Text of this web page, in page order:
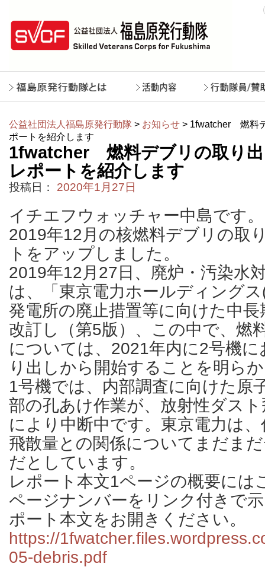
公益社団法人福島原発行動隊 > お知らせ > 1fwatcher 燃料
ポートを紹介します
1fwatcher 燃料デブリの取り
レポートを紹介します
投稿日： 2020年1月27日
イチエフウォッチャー中島です。
2019年12月の核燃料デブリの取
トをアップしました。
2019年12月27日、廃炉・汚染水
は、「東京電力ホールディング
発電所の廃止措置等に向けた中
改訂し（第5版）、この中で、燃
については、2021年内に2号機
り出しから開始することを明ら
1号機では、内部調査に向けた原
部の孔あけ作業が、放射性ダス
により中断中です。東京電力は
飛散量との関係についてまだま
だとしています。
レポート本文1ページの概要には
ページナンバーをリンク付きで
ポート本文をお開きください。
https://
05-debris.pdf